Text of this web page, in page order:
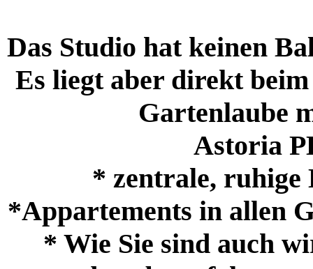
Das Studio hat keinen
Es liegt aber direkt
Gartenlaube
Astoria
* zentrale, ruhige
*Appartements in allen
* Wie Sie sind auch